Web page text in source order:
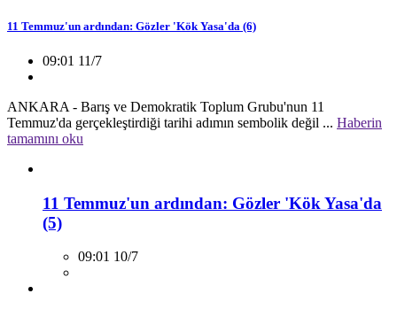
11 Temmuz'un ardından: Gözler 'Kök Yasa'da (6)
09:01 11/7
ANKARA - Barış ve Demokratik Toplum Grubu'nun 11
Temmuz'da gerçekleştirdiği tarihi adımın sembolik değil ... Haberin
tamamını oku
11 Temmuz'un ardından: Gözler 'Kök Yasa'da
(5)
09:01 10/7